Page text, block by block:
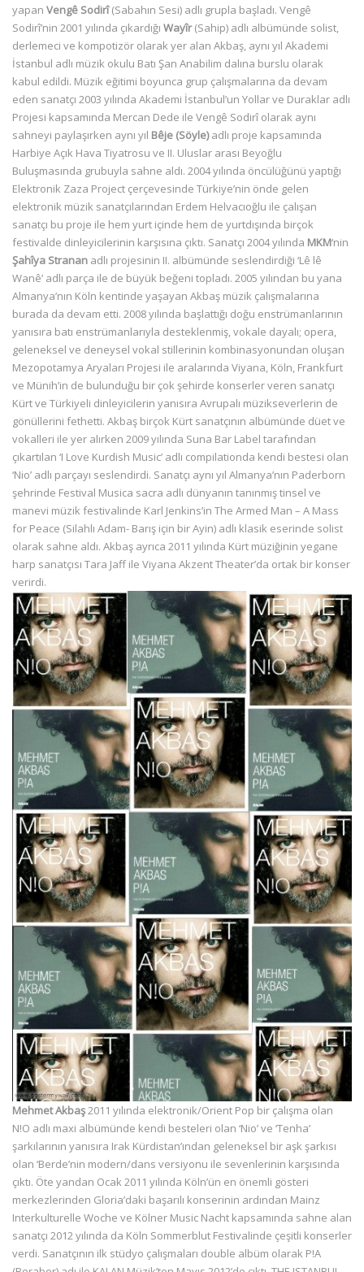
yapan Vengê Sodirî(Sabahın Sesi) adlı grupla başladı. Vengê
Sodirî’nin 2001 yılında çıkardığı Wayîr(Sahip) adlı albümünde solist,
derlemeci ve kompotizör olarak yer alan Akbaş, aynı yıl Akademi
İstanbul adlı müzik okulu Batı Şan Anabilim dalına burslu olarak
kabul edildi. Müzik eğitimi boyunca grup çalışmalarına da devam
eden sanatçı 2003 yılında Akademi İstanbul’un Yollar ve Duraklar adlı
Projesi kapsamında Mercan Dede ile Vengê Sodirî olarak aynı
sahneyi paylaşırken aynı yıl Bêje (Söyle)adlı proje kapsamında
Harbiye Açık Hava Tiyatrosu ve II. Uluslar arası Beyoğlu
Buluşmasında grubuyla sahne aldı. 2004 yılında öncülüğünü yaptığı
Elektronik Zaza Project çerçevesinde Türkiye’nin önde gelen
elektronik müzik sanatçılarından Erdem Helvacıoğlu ile çalışan
sanatçı bu proje ile hem yurt içinde hem de yurtdışında birçok
festivalde dinleyicilerinin karşısına çıktı. Sanatçı 2004 yılında MKM‘nin
Şahîya Stranan adlı projesinin II. albümünde seslendirdiği ‘Lê lê
Wanê’ adlı parça ile de büyük beğeni topladı. 2005 yılından bu yana
Almanya’nın Köln kentinde yaşayan Akbaş müzik çalışmalarına
burada da devam etti. 2008 yılında başlattığı doğu enstrümanlarının
yanısıra batı enstrümanlarıyla desteklenmiş, vokale dayalı; opera,
geleneksel ve deneysel vokal stillerinin kombinasyonundan oluşan
Mezopotamya Aryaları Projesi ile aralarında Viyana, Köln, Frankfurt
ve Münih’in de bulunduğu bir çok şehirde konserler veren sanatçı
Kürt ve Türkiyeli dinleyicilerin yanısıra Avrupalı müzikseverlerin de
gönüllerini fethetti. Akbaş birçok Kürt sanatçının albümünde düet ve
vokalleri ile yer alırken 2009 yılında Suna Bar Label tarafından
çıkartılan ‘I Love Kurdish Music’ adlı compilationda kendi bestesi olan
‘Nio’ adlı parçayı seslendirdi. Sanatçı aynı yıl Almanya’nın Paderborn
şehrinde Festival Musica sacra adlı dünyanın tanınmış tinsel ve
manevi müzik festivalinde Karl Jenkins’in The Armed Man – A Mass
for Peace (Silahlı Adam- Barış için bir Ayin) adlı klasik eserinde solist
olarak sahne aldı. Akbaş ayrıca 2011 yılında Kürt müziğinin yegane
harp sanatçısı Tara Jaff ile Viyana Akzent Theater’da ortak bir konser
verirdi.
Mehmet Akbaş2011 yılında elektronik/Orient Pop bir çalışma olan
N!O adlı maxi albümünde kendi besteleri olan ‘Nio’ ve ‘Tenha’
şarkılarının yanısıra Irak Kürdistan’ından geleneksel bir aşk şarkısı
olan ‘Berde’nin modern/dans versiyonu ile sevenlerinin karşısında
çıktı. Öte yandan Ocak 2011 yılında Köln’ün en önemli gösteri
merkezlerinden Gloria’daki başarılı konserinin ardından Mainz
Interkulturelle Woche ve Kölner Music Nacht kapsamında sahne alan
sanatçı 2012 yılında da Köln Sommerblut Festivalinde çeşitli konserler
verdi. Sanatçının ilk stüdyo çalışmaları double albüm olarak P!A